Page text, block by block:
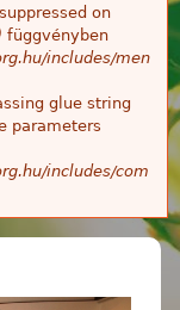
on
függvényben
includes/men
glue string
parameters
includes/com